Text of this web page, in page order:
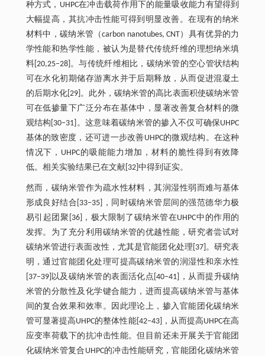
种方式，UHPC在冲击载荷作用下的能量吸收能力有望得到
大幅提高，其抗冲击性能可得到明显改善。在现有的纳米
材料中，碳纳米管（carbon nanotubes, CNT）具有优异的力
学性能和热学性能，被认为是替代传统纤维的理想纳米填
料[20,25‒28]。与传统纤维相比，碳纳米管的空心管状结构
可在水化初期储存游离水并于后期释放，从而促进混凝土
的后期水化[29]。此外，碳纳米管的高比表面积使碳纳米管
可在低掺量下广泛分布在基体中，显著改善复合材料的微
观结构[30‒31]。这意味着碳纳米管的掺入不仅可确保UHPC
基体的致密度，还可进一步改善UHPC的微观结构。在这种
情况下，UHPC的吸能能力增加，材料的脆性得到有效降
低。相关实验结果已在文献[32]中得到证实。
然而，碳纳米管作为疏水性材料，其润湿性弱而难与基体
形成良好结合[33‒35]，同时碳纳米管层间的强范德华力极
易引起团聚[36]，极大限制了碳纳米管在UHPC中的作用的
发挥。为了充分利用碳纳米管的优越性能，研究者尝试对
碳纳米管进行表面改性，尤其是官能团化处理[37]。研究表
明，通过官能团化处理可提高碳纳米管的润湿性和亲水性
[37‒39]以及碳纳米管的表面活化点[40‒41]，从而提升碳纳
米管的分散性及化学键合能力，进而提高碳纳米管与基体
间的复合效果和效率。因此理论上，掺入官能团化碳纳米
管可显著提高UHPC的整体性能[42‒43]，从而提高UHPC在高
应变率荷载下的抗冲击性能。但目前还未开展关于官能团
化碳纳米管复合UHPC的冲击性能研究，官能团化碳纳米管